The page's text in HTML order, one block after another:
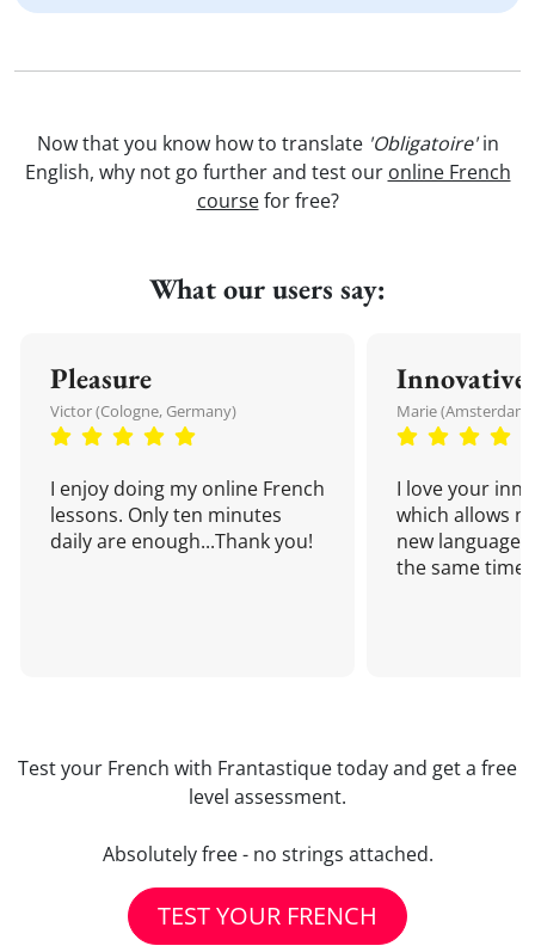
Now that you know how to translate 'Obligatoire'in
English, why not go further and test our online French
coursefor free?
What our users say:
Pleasure
Victor (Cologne, Germany)
I enjoy doing my online French
lessons. Only ten minutes
daily are enough...Thank you!
Innovative
Marie
I love your
which allows
new language
the same time!
Test your French with Frantastique today and get a free
level assessment.
Absolutely free - no strings attached.
TEST YOUR FRENCH